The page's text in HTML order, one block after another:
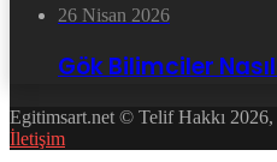
26 Nisan 2026
Gök Bilimciler Nasıl
Egitimsart.net © Telif Hakkı 2026,
İletişim